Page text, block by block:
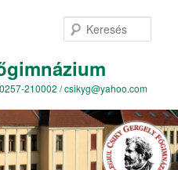
210002 / csikyg@yahoo.com